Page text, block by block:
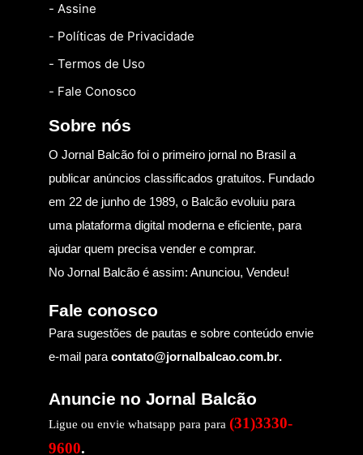
- Assine
- Políticas de Privacidade
- Termos de Uso
- Fale Conosco
Sobre nós
O Jornal Balcão foi o primeiro jornal no Brasil a
publicar anúncios classificados gratuitos. Fundado
em 22 de junho de 1989, o Balcão evoluiu para
uma plataforma digital moderna e eficiente, para
ajudar quem precisa vender e comprar.
No Jornal Balcão é assim: Anunciou, Vendeu!
Fale conosco
Para sugestões de pautas e sobre conteúdo envie
e-mail paracontato@jornalbalcao.com.br.
Anuncie no Jornal Balcão
Ligue ou envie whatsapp para para (31)3330-
9600.